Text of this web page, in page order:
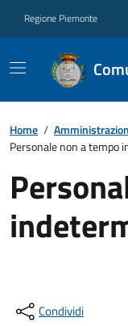
Regione Piemonte
Home /
Personale non a tempo
Condividi